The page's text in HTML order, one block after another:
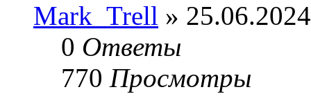
Mark_Trell »
0 Ответы
770 Просмотры